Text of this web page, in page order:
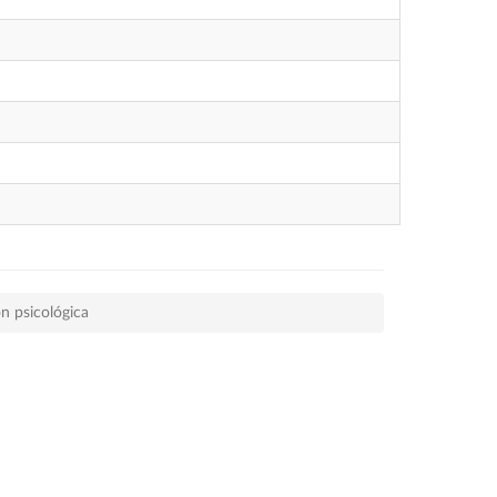
psicológica